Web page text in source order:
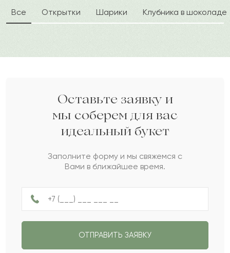
К 2022-09-16
Корнелия
Е 2022-09-06
Енлик
2022-08-08
Айғаным
2022-07-26
Игорь
Никки
И Илларион
Все Открытки Шарики Клубника в шоколаде
Оставьте заявку и
мы соберем для вас
идеальный букет
Заполните форму и мы свяжемся с
Вами в ближайшее время.
ОТПРАВИТЬ ЗАЯВКУ